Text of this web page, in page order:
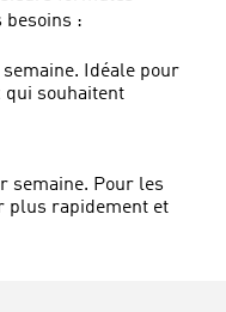
besoins :
Idéale pour
qui souhaitent
semaine. Pour les
plus rapidement et